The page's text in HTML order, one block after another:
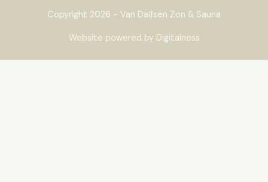
Copyright 2026 - Van Dalfsen Zon & Sauna
Website powered by Digitalness